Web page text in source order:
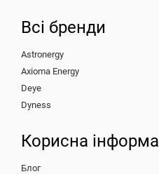
Всі бренди
Astronergy
Axioma Energy
Deye
Dyness
Корисна
Блог